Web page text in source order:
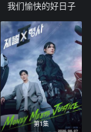
我们愉快的好日子
第1集